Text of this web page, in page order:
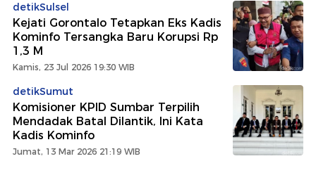
detikSulsel
Kejati Gorontalo Tetapkan Eks Kadis
Kominfo Tersangka Baru Korupsi Rp
1,3 M
Kamis, 23 Jul 2026 19:30 WIB
detikSumut
Komisioner KPID Sumbar Terpilih
Mendadak Batal Dilantik, Ini Kata
Kadis Kominfo
Jumat, 13 Mar 2026 21:19 WIB